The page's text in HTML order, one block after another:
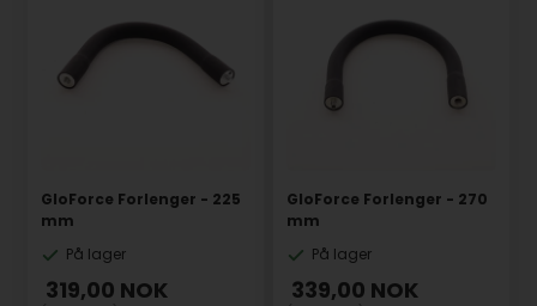
GloForce Forlenger - 225
mm
På lager
319,00 NOK
GloForce Forlenger - 270
mm
På lager
339,00 NOK